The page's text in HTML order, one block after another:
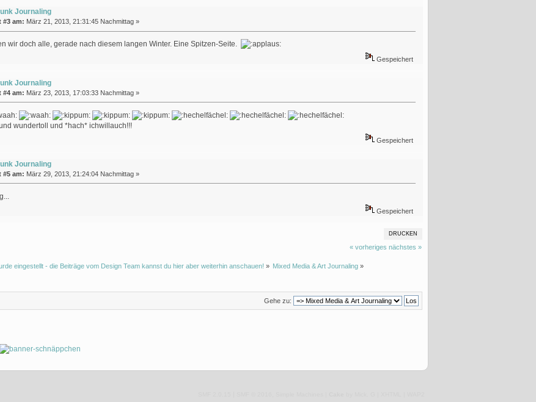
Journaling
#3 am: März 21, 2013, 21:31:45 Nachmittag »
wir doch alle, gerade nach diesem langen Winter. Eine Spitzen-Seite.
Gespeichert
Journaling
#4 am: März 23, 2013, 17:03:33 Nachmittag »
wundertoll und *hach* ichwillauch!!!
Gespeichert
Journaling
#5 am: März 29, 2013, 21:24:04 Nachmittag »
Gespeichert
DRUCKEN
« vorheriges nächstes »
eingestellt - die Beiträge vom Design Team kannst du hier aber weiterhin anschauen! » Mixed Media & Art Journaling»
Gehe zu: